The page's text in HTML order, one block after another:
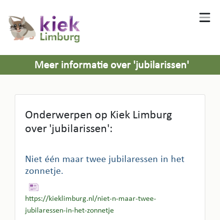
Meer informatie over 'jubilarissen'
Onderwerpen op Kiek Limburg
over 'jubilarissen':
Niet één maar twee jubilaressen in het
zonnetje.
https://kieklimburg.nl/niet-n-maar-twee-
jubilaressen-in-het-zonnetje